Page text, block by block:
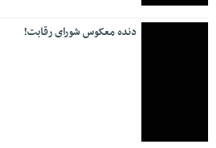
دنده معکوس شورای رقابت!